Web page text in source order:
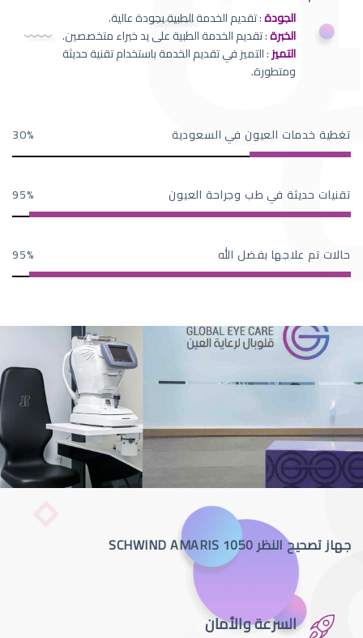
الجودة: تقديم الخدمة الطبية بجودة عالية.
الخبرة: تقديم الخدمة الطبية على يد خبراء متخصصين.
التميز: التميز في تقديم الخدمة باستخدام تقنية حديثة
ومتطورة.
تغطية خدمات العيون في السعودية 30
تقنيات حديثة في طب وجراحة العيون 95
حالات تم علاجها بفضل الله 95
جهاز تصحيح النظر SCHWIND AMARIS 1050
السرعة والأمان